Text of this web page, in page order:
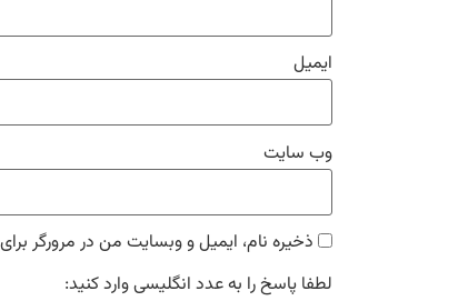
ایمیل
وب‌ سایت
ذخیره نام، ایمیل و وبسایت من در مرورگر
لطفا پاسخ را به عدد انگلیسی وارد کنید: